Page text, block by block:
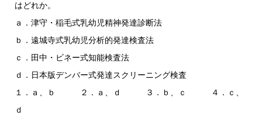
はどれか。
ａ．津守・稲毛式乳幼児精神発達診断法
ｂ．遠城寺式乳幼児分析的発達検査法
ｃ．田中・ビネー式知能検査法
ｄ．日本版デンバー式発達スクリーニング検査
１．ａ、ｂ ２．ａ、ｄ ３．ｂ、ｃ ４．ｃ、
ｄ